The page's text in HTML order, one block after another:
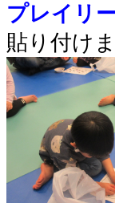
プレイリ
貼り付け